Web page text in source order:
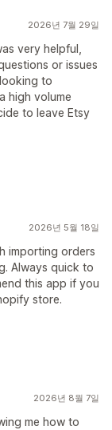
2026년 7월 29일
very helpful,
or issues
to
high volume
to leave Etsy
2026년 5월 18일
importing orders
Always quick to
this app if you
store.
2026년 8월 7일
me how to